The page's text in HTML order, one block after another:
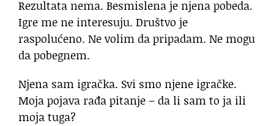
Rezultata nema. Besmislena je njena pobeda.
Igre me ne interesuju. Društvo je
raspolućeno. Ne volim da pripadam. Ne mogu
da pobegnem.
Njena sam igračka. Svi smo njene igračke.
Moja pojava rađa pitanje – da li sam to ja ili
moja tuga?